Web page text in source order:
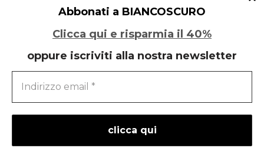
Abbonati a BIANCOSCURO
Clicca qui e risparmia il 40%
oppure iscriviti alla nostra newsletter
De Chirico e i maestri del Novecento